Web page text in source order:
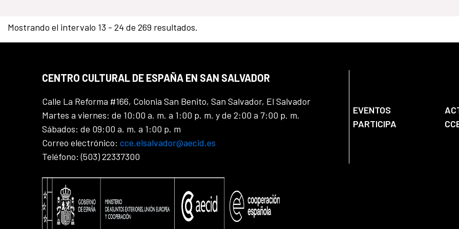
Mostrando el intervalo 13 - 24 de 269 resultados.
CENTRO CULTURAL DE ESPAÑA EN SAN SALVADOR
Calle La Reforma #166, Colonia San Benito, San Salvador, El Salvador
Martes a viernes: de 10:00 a. m. a 1:00 p. m. y de 2:00 a 7:00 p. m.
Sábados: de 09:00 a. m. a 1:00 p. m
Correo electrónico: cce.elsalvador@aecid.es
Teléfono: (503) 22337300
EVENTOS
PARTICIPA